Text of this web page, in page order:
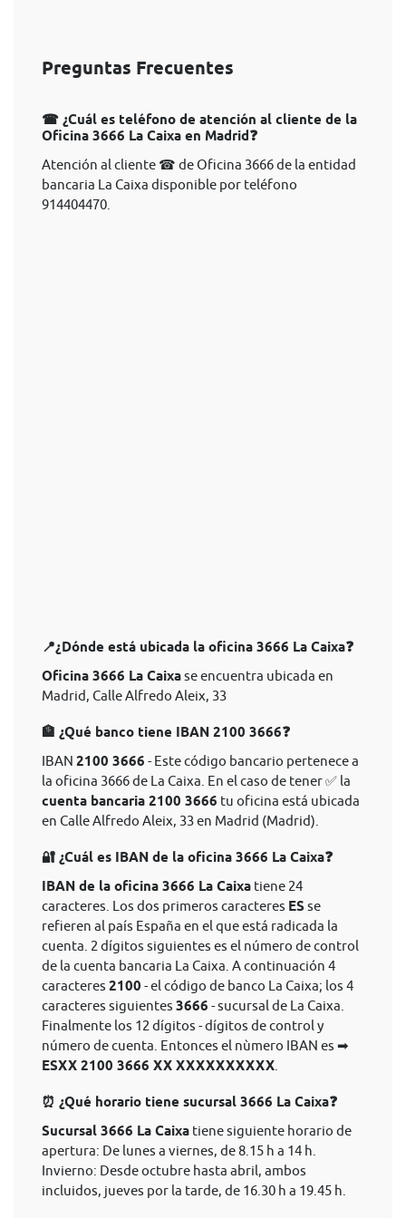
Preguntas Frecuentes
☎ ¿Cuál es teléfono de atención al cliente de la
Oficina 3666 La Caixa en Madrid❓
Atención al cliente ☎ de Oficina 3666 de la entidad
bancaria La Caixa disponible por teléfono
914404470.
📍¿Dónde está ubicada la oficina 3666 La Caixa❓
Oficina 3666 La Caixase encuentra ubicada en
Madrid, Calle Alfredo Aleix, 33
🏦 ¿Qué banco tiene IBAN 2100 3666❓
IBAN 2100 3666 - Este código bancario pertenece a
la oficina 3666 de La Caixa. En el caso de tener ✅ la
cuenta bancaria 2100 3666 tu oficina está ubicada
en Calle Alfredo Aleix, 33 en Madrid (Madrid).
🔐 ¿Cuál es IBAN de la oficina 3666 La Caixa❓
IBAN de la oficina 3666 La Caixa tiene 24
caracteres. Los dos primeros caracteres ES se
refieren al país España en el que está radicada la
cuenta. 2 dígitos siguientes es el número de control
de la cuenta bancaria La Caixa. A continuación 4
caracteres 2100 - el código de banco La Caixa; los 4
caracteres siguientes 3666 - sucursal de La Caixa.
Finalmente los 12 dígitos - dígitos de control y
número de cuenta. Entonces el nùmero IBAN es ➡
ESXX 2100 3666 XX XXXXXXXXXX
⏰ ¿Qué horario tiene sucursal 3666 La Caixa❓
Sucursal 3666 La Caixa tiene siguiente horario de
apertura: De lunes a viernes, de 8.15 h a 14 h.
Invierno: Desde octubre hasta abril, ambos
incluidos, jueves por la tarde, de 16.30 h a 19.45 h.